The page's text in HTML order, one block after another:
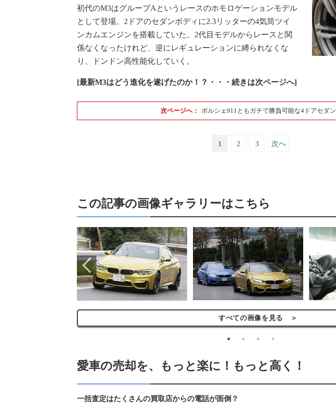
初代のM3はグループAというレースのホモロゲーションモデル
として登場。2ドアのセダンボディに2.3リッターの4気筒ツイ
ンカムエンジンを搭載していた。2代目モデルからレースと関
係なくなったけれど、逆にレギュレーションに縛られなくな
り、ドンドン高性能化していく。
[最新M3はどう進化を遂げたのか！？・・・続きは次ページへ]
ポルシェ911ともガチで勝負可能な4ドアセダン
1 2 3 次へ
この記事の画像ギャラリーはこちら
すべての画像を見る ＞
愛車の売却を、もっと楽に！もっと高く！
一括査定はたくさんの買取店からの電話が面倒？